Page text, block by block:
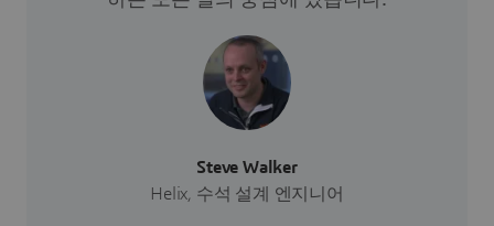
Steve Walker
Helix, 수석 설계 엔지니어